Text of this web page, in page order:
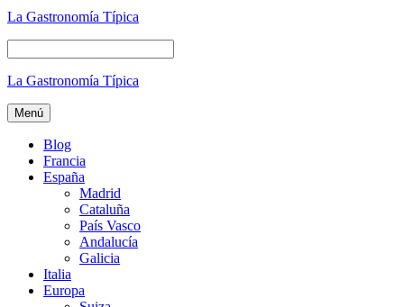
La Gastronomía Típica
La Gastronomía Típica
Menú
Blog
Francia
España
Madrid
Cataluña
País Vasco
Andalucía
Galicia
Italia
Europa